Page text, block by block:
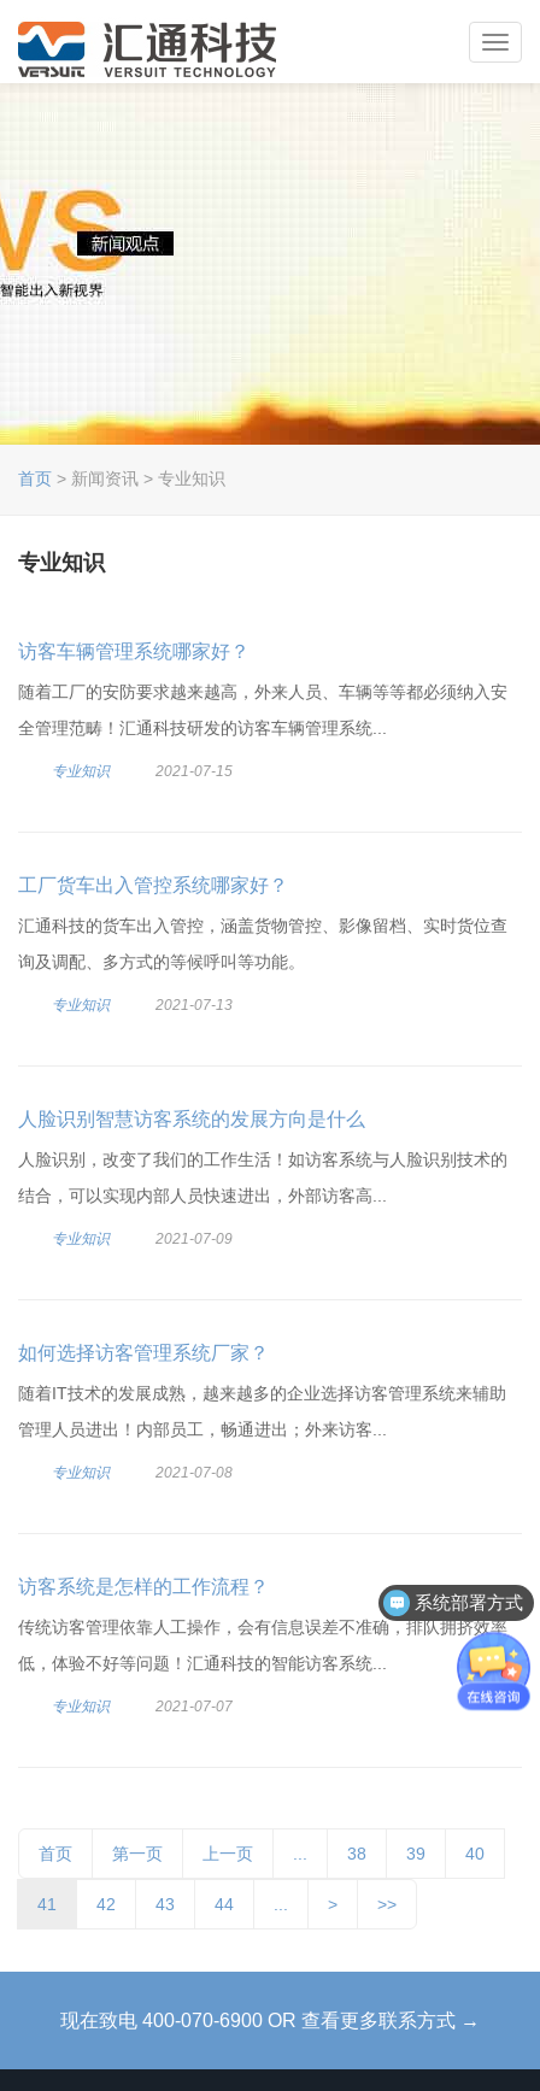
首页 > 新闻资讯 > 专业知识
专业知识
访客车辆管理系统哪家好？
随着工厂的安防要求越来越高，外来人员、车辆等等都必须纳入安
全管理范畴！汇通科技研发的访客车辆管理系统...
专业知识 2021-07-15
工厂货车出入管控系统哪家好？
汇通科技的货车出入管控，涵盖货物管控、影像留档、实时货位查
询及调配、多方式的等候呼叫等功能。
专业知识 2021-07-13
人脸识别智慧访客系统的发展方向是什么
人脸识别，改变了我们的工作生活！如访客系统与人脸识别技术的
结合，可以实现内部人员快速进出，外部访客高...
专业知识 2021-07-09
如何选择访客管理系统厂家？
随着IT技术的发展成熟，越来越多的企业选择访客管理系统来辅助
管理人员进出！内部员工，畅通进出；外来访客...
专业知识 2021-07-08
访客系统是怎样的工作流程？
传统访客管理依靠人工操作，会有信息误差不准确，排队拥挤效率
低，体验不好等问题！汇通科技的智能访客系统...
专业知识 2021-07-07
首页 第一页 上一页 38 39 40
41 42 43 44 > >>
现在致电 400-070-6900 OR 查看更多联系方式 →
系统部署方式